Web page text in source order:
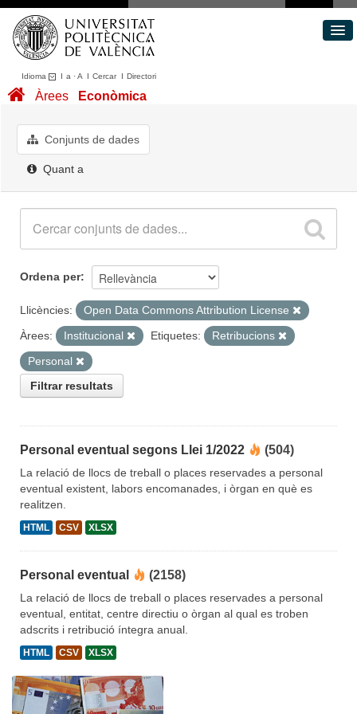
Idioma I a ·A I CercarI Directori
Conjunts de dades
Quant a
Àrees Econòmica
Conjunts de dades
Quant a
Ordena per
Llicències:
Open Data Commons Attribution License
Àrees:
Institucional Etiquetes:
Retribucions
Personal
Filtrar resultats
Personal eventual segons Llei 1/2022 (504)
La relació de llocs de treball o places reservades a personal
eventual existent, labors encomanades, i òrgan en què es
realitzen.
HTML CSV XLSX
Personal eventual (2158)
La relació de llocs de treball o places reservades a personal
eventual, entitat, centre directiu o òrgan al qual es troben
adscrits i retribució íntegra anual.
HTML CSV XLSX